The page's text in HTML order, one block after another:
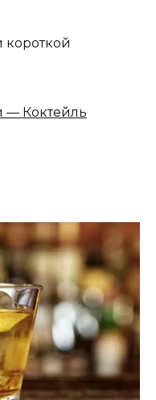
короткой
— Коктейль